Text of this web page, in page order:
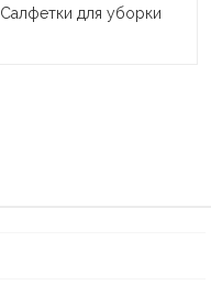
Салфетки для уборки